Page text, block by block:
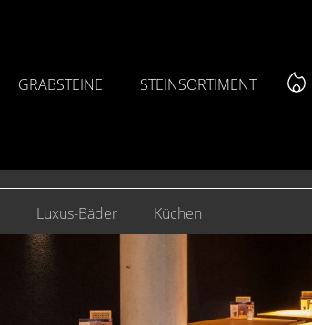
GRABSTEINE STEINSORTIMENT
Luxus-Bäder Küchen